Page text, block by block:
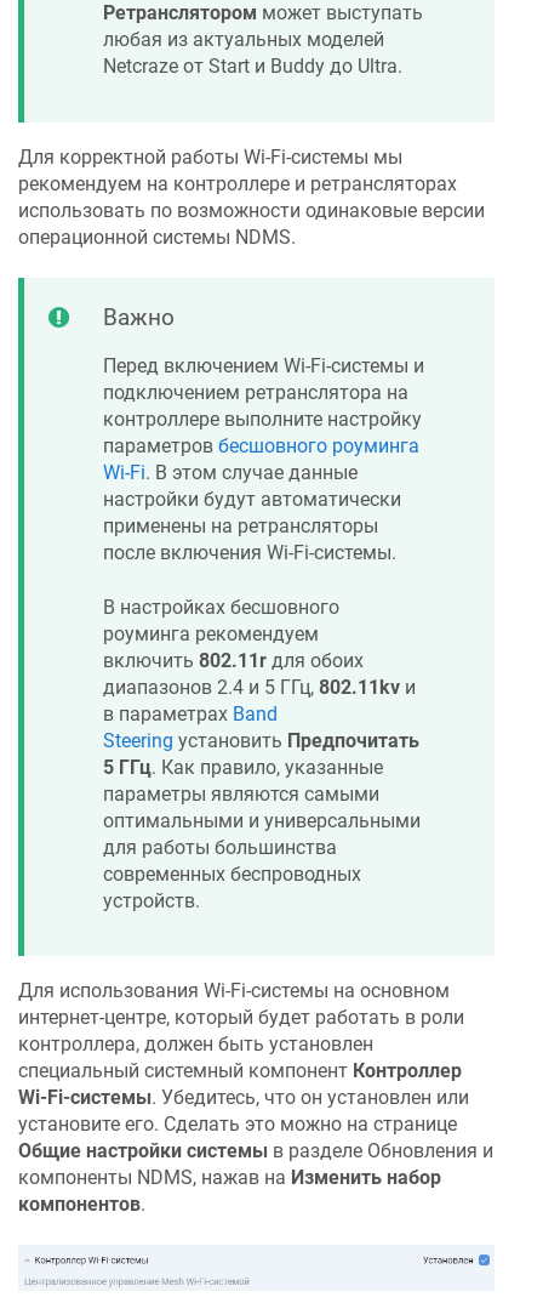
Ретранслятором может выступать
любая из актуальных моделей
Netcraze от Start и Buddy до Ultra.
Для корректной работы Wi-Fi-системы мы
рекомендуем на контроллере и ретрансляторах
использовать по возможности одинаковые версии
операционной системы NDMS.
Важно
Перед включением Wi-Fi-системы и
подключением ретранслятора на
контроллере выполните настройку
параметров бесшовного роуминга
Wi-Fi. В этом случае данные
настройки будут автоматически
применены на ретрансляторы
после включения Wi-Fi-системы.
В настройках бесшовного
роуминга рекомендуем
включить 802.11r для обоих
диапазонов 2.4 и 5 ГГц, 802.11kv и
в параметрах Band
Steering установить Предпочитать
5 ГГц. Как правило, указанные
параметры являются самыми
оптимальными и универсальными
для работы большинства
современных беспроводных
устройств.
Для использования Wi-Fi-системы на основном
интернет-центре, который будет работать в роли
контроллера, должен быть установлен
специальный системный компонент Контроллер
Wi-Fi-системы. Убедитесь, что он установлен или
установите его. Сделать это можно на странице
Общие настройки системы в разделе Обновления и
компоненты NDMS, нажав на Изменить набор
компонентов.